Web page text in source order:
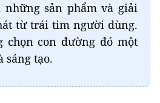
sản phẩm và giải
từ trái tim người dùng.
chọn con đường đó một
sáng tạo.